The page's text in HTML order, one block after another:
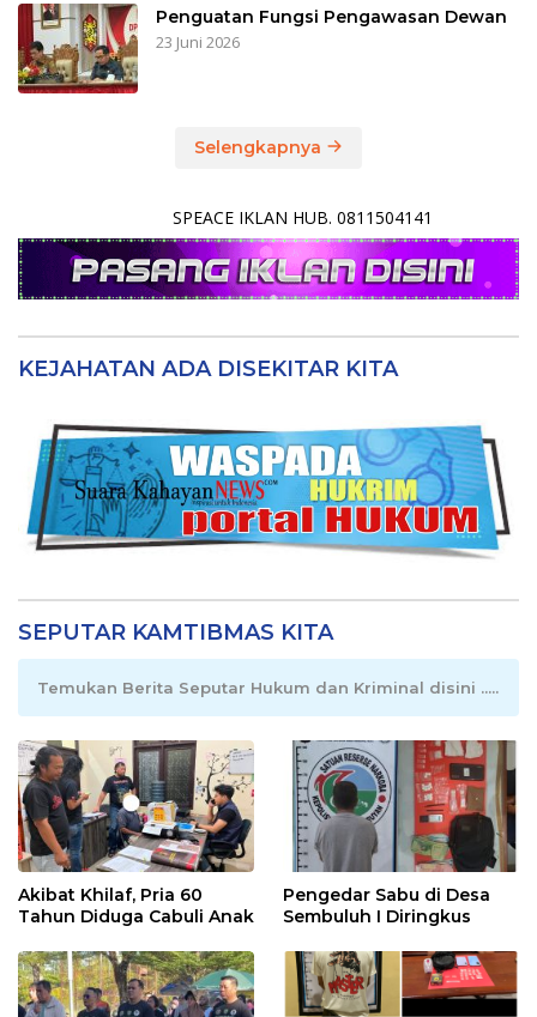
Penguatan Fungsi Pengawasan Dewan
23 Juni 2026
Selengkapnya
SPEACE IKLAN HUB. 0811504141
KEJAHATAN ADA DISEKITAR KITA
SEPUTAR KAMTIBMAS KITA
Temukan Berita Seputar Hukum dan Kriminal disini .....
Akibat Khilaf, Pria 60
Tahun Diduga Cabuli Anak
Pengedar Sabu di Desa
Sembuluh I Diringkus